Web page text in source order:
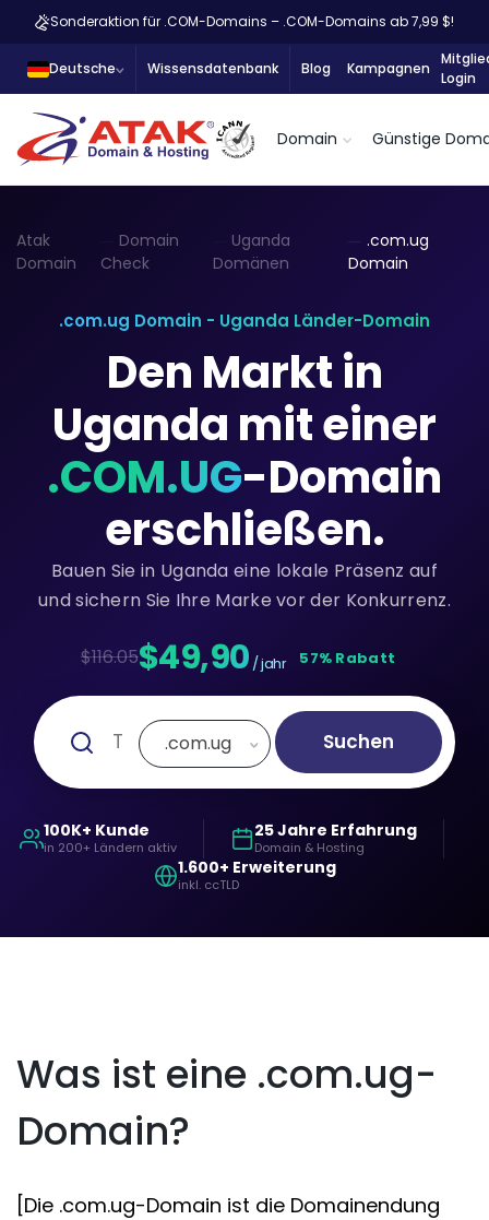
Sonderaktion für .COM-Domains – .COM-Domains ab 7,99 $!
Deutsche Wissensdatenbank Blog Kampagnen
Login
Domain Günstige
Atak
Domain
Domain
Check
Uganda
Domänen
.com.ug
Domain
.com.ug Domain - Uganda Länder-Domain
Den Markt in
Uganda mit einer
.COM.UG-Domain
erschließen.
Bauen Sie in Uganda eine lokale Präsenz auf
und sichern Sie Ihre Marke vor der Konkurrenz.
$116.05$49,90 / jahr 57% Rabatt
.com.ug Suchen
100K+ Kunde
in 200+ Ländern aktiv
25 Jahre Erfahrung
Domain & Hosting
1.600+ Erweiterung
inkl. ccTLD
Was ist eine .com.ug-
Domain?
[Die .com.ug-Domain ist die Domainendung